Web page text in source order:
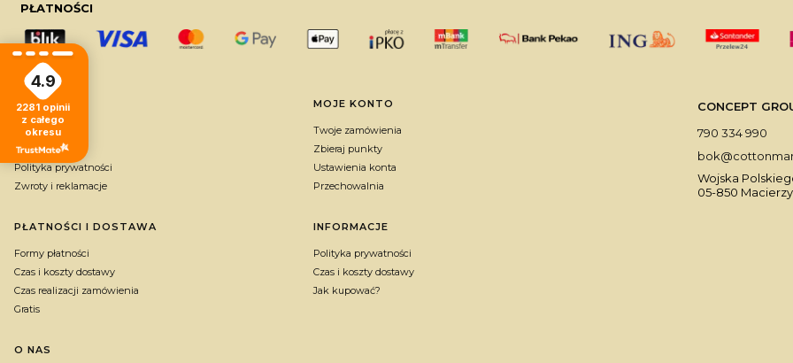
PŁATNOŚCI
Linki w stopce
POMOC
Regulaminy
FAQ
Polityka prywatności
Zwroty i reklamacje
MOJE KONTO
Twoje zamówienia
Zbieraj punkty
Ustawienia konta
Przechowalnia
PŁATNOŚCI I DOSTAWA
Formy płatności
Czas i koszty dostawy
Czas realizacji zamówienia
Gratis
INFORMACJE
Polityka prywatności
Czas i koszty dostawy
Jak kupować?
O NAS
CONCEPT
790 334 990
Wojska
05-850
4.9
2281 opinii
z całego
okresu